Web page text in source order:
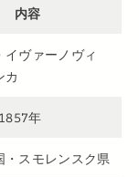
内容
イヴァーノヴィ
カ
年
・スモレンスク県